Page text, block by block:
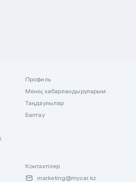
Профиль
Менің хабарландыруларым
Таңдаулылар
Баптау
Контактілер
marketing@mycar.kz